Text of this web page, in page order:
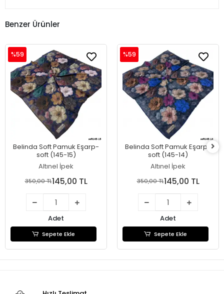
Benzer Ürünler
Belinda Soft Pamuk Eşarp-
soft (145-15)
Altınel İpek
%59
350,00 TL145,00 TL
Adet
Sepete Ekle
Belinda Soft Pamuk Eşarp-
soft (145-14)
Altınel İpek
%59
350,00 TL145,00 TL
Adet
Sepete Ekle